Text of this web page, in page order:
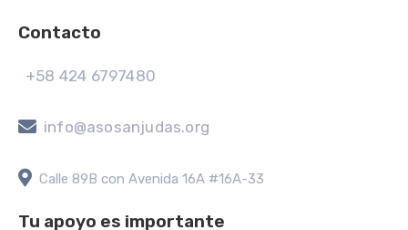
Contacto
+58 424 6797480
info@asosanjudas.org
Calle 89B con Avenida 16A #16A-33
Tu apoyo es importante